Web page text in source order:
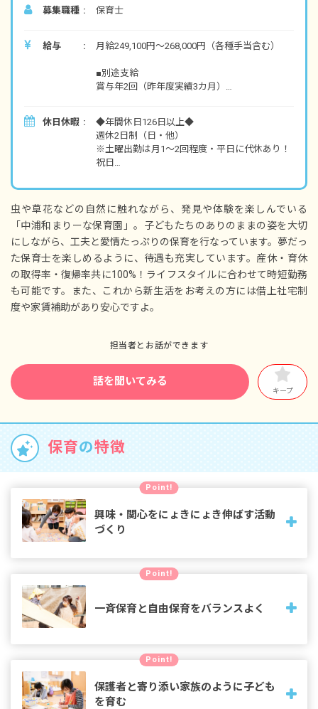
募集職種 保育士
給与 月給249,100円～268,000円（各種手当含む）
■別途支給
賞与年2回（昨年度実績3カ月）
時間外手当
試用期間6カ月（同条件）
休日休暇
◆年間休日126日以上◆
週休2日制（日・他）
※土曜出勤は月1～2回程度・平日に代休あり！
祝日
夏季休暇（5日間、有給休暇3日＋土日）
※7～9月の間で連休を取得！海外旅行に行く職
員もいます
有給休暇（入社3カ月後付与） ※前年度の平
均取得日数8日
産休・育休制度（取得率・復帰率共に100%！）
介護休暇
看護休暇（お子様の急な体調不良にも対応でき
ます）
虫や草花などの自然に触れながら、発見や体験を楽しんでいる
「中浦和まりーな保育園」。子どもたちのありのままの姿を大切
にしながら、工夫と愛情たっぷりの保育を行なっています。夢だっ
た保育士を楽しめるように、待遇も充実しています。産休・育休
の取得率・復帰率共に100%！ライフスタイルに合わせて時短勤務
も可能です。また、これから新生活をお考えの方には借上社宅制
度や家賃補助があり安心ですよ。
担当者とお話ができます
話を聞いてみる
キープ
保育の特徴
Point!
興味・関心をにょきにょき伸ばす活動
づくり
「やってみたい！」「なんだろう？」「知りたい！」の興味
関心を引き出す保育を目指しています。日頃の子どもたちの
姿から保育計画を考えます。
Point!
一斉保育と自由保育をバランスよく
活動計画に沿ってみんなで取り組んで一体感や共感を養う時
間、それぞれの興味に合わせて好きな遊びをする時間。バラ
ンスよくメリハリある保育を行ないます。
Point!
保護者と寄り添い家族のように子ども
を育む